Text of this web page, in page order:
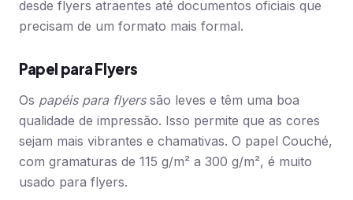
desde flyers atraentes até documentos oficiais que
precisam de um formato mais formal.
Papel para Flyers
Os papéis para flyerssão leves e têm uma boa
qualidade de impressão. Isso permite que as cores
sejam mais vibrantes e chamativas. O papel Couché,
com gramaturas de 115 g/m² a 300 g/m², é muito
usado para flyers.